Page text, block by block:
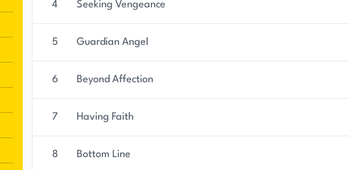
4 Seeking Vengeance
5 Guardian Angel
6 Beyond Affection
7 Having Faith
8 Bottom Line